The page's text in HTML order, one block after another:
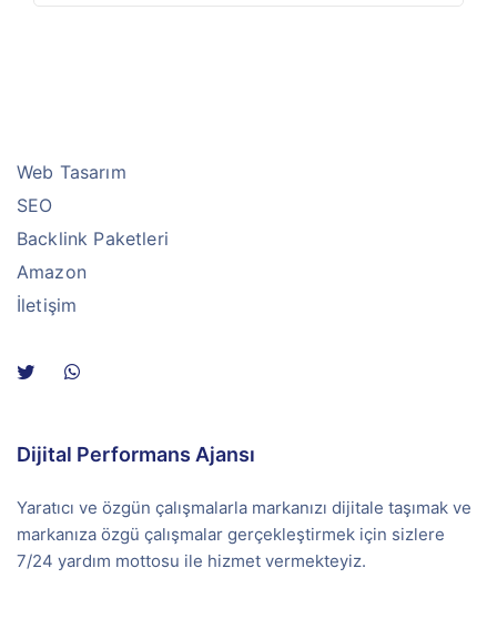
Web Tasarım
SEO
Backlink Paketleri
Amazon
İletişim
Dijital Performans Ajansı
Yaratıcı ve özgün çalışmalarla markanızı dijitale taşımak ve
markanıza özgü çalışmalar gerçekleştirmek için sizlere
7/24 yardım mottosu ile hizmet vermekteyiz.